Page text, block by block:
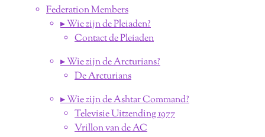
Federation Members
▸ Wie zijn de Pleiaden?
Contact de Pleiaden
▸ Wie zijn de Arcturians?
De Arcturians
▸ Wie zijn de Ashtar Command?
Televisie Uitzending 1977
Vrillon van de AC